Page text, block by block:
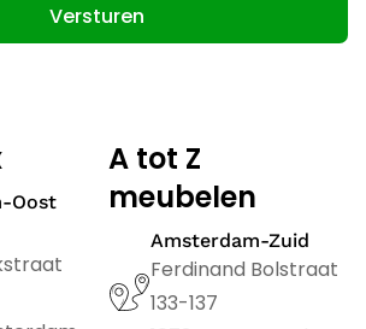
Versturen
Oost
A tot Z
meubelen
Amsterdam-Zuid
Ferdinand Bolstraat
133-137